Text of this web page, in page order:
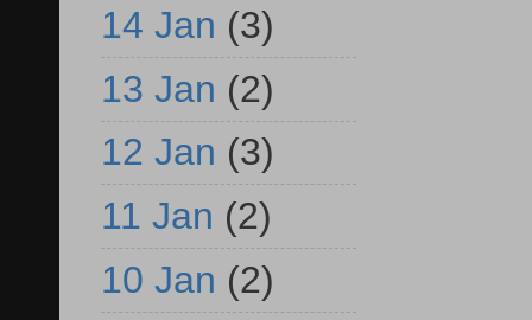
14 Jan (3)
13 Jan (2)
12 Jan (3)
11 Jan (2)
10 Jan (2)